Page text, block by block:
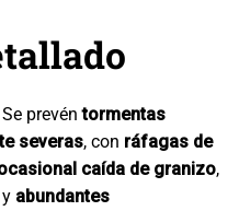
prevéntormentas
severas, con ráfagas de
caída de granizo,
abundantes